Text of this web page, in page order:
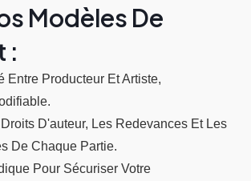
Modèles De
:
Entre Producteur Et Artiste,
D'auteur, Les Redevances Et Les
De Chaque Partie.
Pour Sécuriser Votre